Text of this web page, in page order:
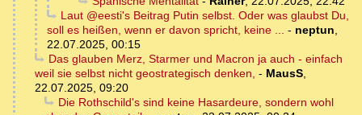
Laut @eesti's Beitrag Putin selbst. Oder was glaubst Du,
soll es heißen, wenn er davon spricht, keine ... - neptun,
22.07.2025, 00:15
Das glauben Merz, Starmer und Macron ja auch - einfach
weil sie selbst nicht geostrategisch denken, - MausS,
22.07.2025, 09:20
Die Rothschild's sind keine Hasardeure, sondern wohl